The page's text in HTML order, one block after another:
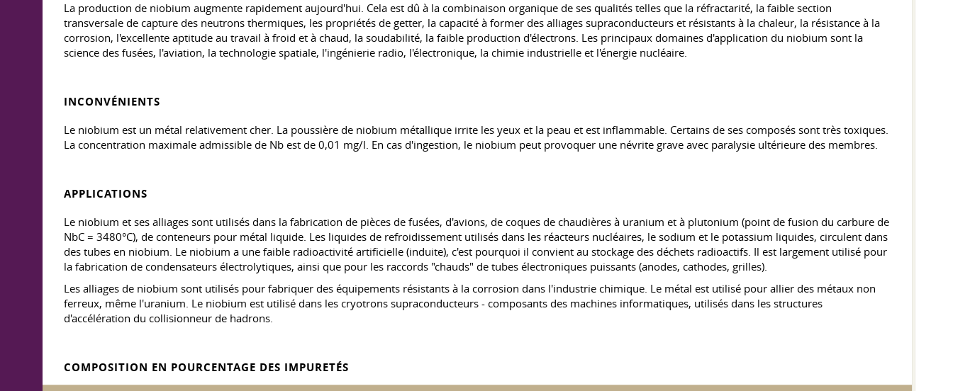
La production de niobium augmente rapidement aujourd'hui. Cela est dû à la combinaison organique de ses qualités telles que la réfractarité, la faible section
transversale de capture des neutrons thermiques, les propriétés de getter, la capacité à former des alliages supraconducteurs et résistants à la chaleur, la résistance à la
corrosion, l'excellente aptitude au travail à froid et à chaud, la soudabilité, la faible production d'électrons. Les principaux domaines d'application du niobium sont la
science des fusées, l'aviation, la technologie spatiale, l'ingénierie radio, l'électronique, la chimie industrielle et l'énergie nucléaire.
INCONVÉNIENTS
Le niobium est un métal relativement cher. La poussière de niobium métallique irrite les yeux et la peau et est inflammable. Certains de ses composés sont très toxiques.
La concentration maximale admissible de Nb est de 0,01 mg/l. En cas d'ingestion, le niobium peut provoquer une névrite grave avec paralysie ultérieure des membres.
APPLICATIONS
Le niobium et ses alliages sont utilisés dans la fabrication de pièces de fusées, d'avions, de coques de chaudières à uranium et à plutonium (point de fusion du carbure de
NbC = 3480°C), de conteneurs pour métal liquide. Les liquides de refroidissement utilisés dans les réacteurs nucléaires, le sodium et le potassium liquides, circulent dans
des tubes en niobium. Le niobium a une faible radioactivité artificielle (induite), c'est pourquoi il convient au stockage des déchets radioactifs. Il est largement utilisé pour
la fabrication de condensateurs électrolytiques, ainsi que pour les raccords "chauds" de tubes électroniques puissants (anodes, cathodes, grilles).
Les alliages de niobium sont utilisés pour fabriquer des équipements résistants à la corrosion dans l'industrie chimique. Le métal est utilisé pour allier des métaux non
ferreux, même l'uranium. Le niobium est utilisé dans les cryotrons supraconducteurs - composants des machines informatiques, utilisés dans les structures
d'accélération du collisionneur de hadrons.
COMPOSITION EN POURCENTAGE DES IMPURETÉS